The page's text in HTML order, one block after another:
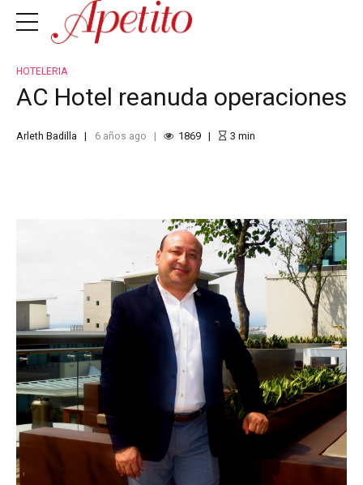
HOTELERIA
AC Hotel reanuda operaciones
Arleth Badilla 6 años ago 1869 3 min